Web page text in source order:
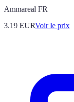
Ammareal FR
3.19 EURVoir le prix